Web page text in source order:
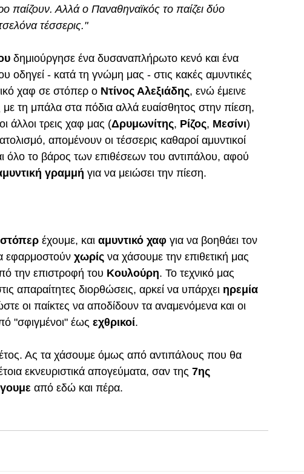
παίζουν. Αλλά ο Παναθηναϊκός το παίζει δύο
τέσσερις."
δημιούργησε ένα δυσαναπλήρωτο κενό και ένα
οδηγεί - κατά τη γνώμη μας - στις κακές αμυντικές
χαφ σε στόπερ ο Ντίνος Αλεξιάδης, ενώ έμεινε
τη μπάλα στα πόδια αλλά ευαίσθητος στην πίεση,
άλλοι τρεις χαφ μας (Δρυμωνίτης, Ρίζος, Μεσίνι)
απομένουν οι τέσσερις καθαροί αμυντικοί
όλο το βάρος των επιθέσεων του αντιπάλου, αφού
γραμμή για να μειώσει την πίεση.
έχουμε, και αμυντικό χαφ για να βοηθάει τον
εφαρμοστούν χωρίς να χάσουμε την επιθετική μας
την επιστροφή του Κουλούρη. Το τεχνικό μας
απαραίτητες διορθώσεις, αρκεί να υπάρχει ηρεμία
οι παίκτες να αποδίδουν τα αναμενόμενα και οι
"σφιγμένοι" έως εχθρικοί.
Ας τα χάσουμε όμως από αντιπάλους που θα
εκνευριστικά απογεύματα, σαν της 7ης
από εδώ και πέρα.